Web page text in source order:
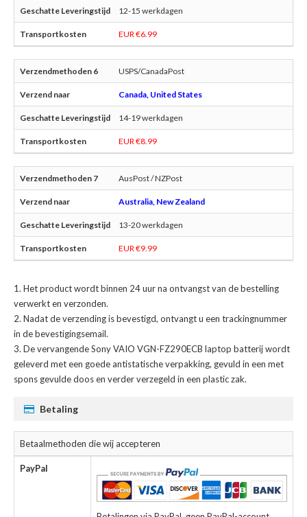
12-15 werkdagen
EUR €6.99
USPS/CanadaPost
Canada, United States
14-19 werkdagen
EUR €8.99
AusPost / NZPost
Australia, New Zealand
13-20 werkdagen
EUR €9.99
Het product wordt binnen 24 uur na ontvangst van de bestelling
verwerkt en verzonden.
Nadat de verzending is bevestigd, ontvangt u een trackingnummer
in de bevestigingsemail.
Devervangende Sony VAIO VGN-FZ290ECB laptop batterijwordt
geleverd met een goede antistatische verpakking, gevuld in een met
spons gevulde doos en verder verzegeld in een plastic zak.
Betaling
Betaalmethoden die wij accepteren
PayPal